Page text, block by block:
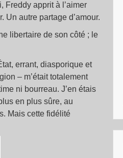
Freddy apprit à l’aimer
Un autre partage d’amour.
libertaire de son côté ; le
errant, diasporique et
– m’était totalement
ni bourreau. J’en étais
en plus sûre, au
Mais cette fidélité